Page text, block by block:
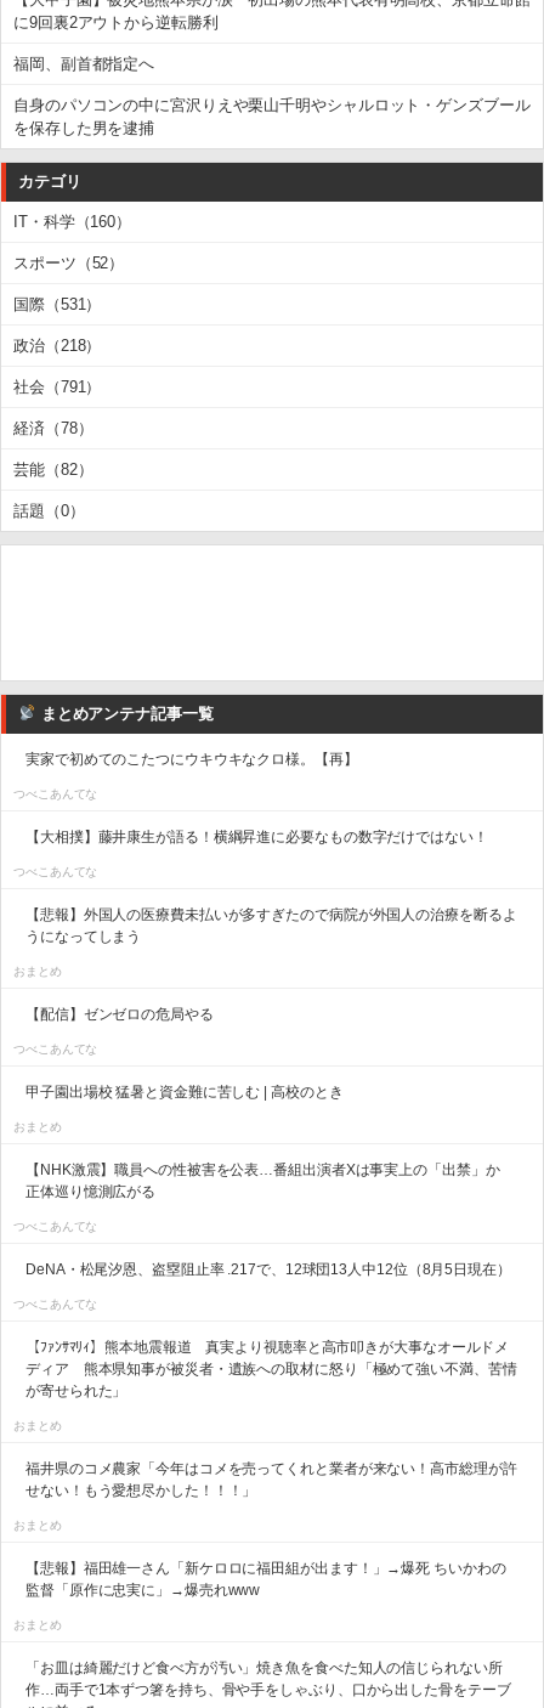
に9回裏2アウトから逆転勝利
福岡、副首都指定へ
自身のパソコンの中に宮沢りえや栗山千明やシャルロット・ゲンズブール
を保存した男を逮捕
カテゴリ
IT・科学（160）
スポーツ（52）
国際（531）
政治（218）
社会（791）
経済（78）
芸能（82）
話題（0）
まとめアンテナ記事一覧
実家で初めてのこたつにウキウキなクロ様。【再】
つべこあんてな
【大相撲】藤井康生が語る！横綱昇進に必要なもの数字だけではない！
つべこあんてな
【悲報】外国人の医療費未払いが多すぎたので病院が外国人の治療を断るよ
うになってしまう
おまとめ
【配信】ゼンゼロの危局やる
つべこあんてな
甲子園出場校 猛暑と資金難に苦しむ | 高校のとき
おまとめ
【NHK激震】職員への性被害を公表…番組出演者Xは事実上の「出禁」か
正体巡り憶測広がる
つべこあんてな
DeNA・松尾汐恩、盗塁阻止率 .217で、12球団13人中12位（8月5日現在）
つべこあんてな
【ﾌｧﾝｻﾏﾘｨ】熊本地震報道 真実より視聴率と高市叩きが大事なオールドメ
ディア 熊本県知事が被災者・遺族への取材に怒り「極めて強い不満、苦情
が寄せられた」
おまとめ
福井県のコメ農家「今年はコメを売ってくれと業者が来ない！高市総理が許
せない！もう愛想尽かした！！！」
おまとめ
【悲報】福田雄一さん「新ケロロに福田組が出ます！」→爆死 ちいかわの
監督「原作に忠実に」→爆売れwww
おまとめ
「お皿は綺麗だけど食べ方が汚い」焼き魚を食べた知人の信じられない所
作…両手で1本ずつ箸を持ち、骨や手をしゃぶり、口から出した骨をテーブ